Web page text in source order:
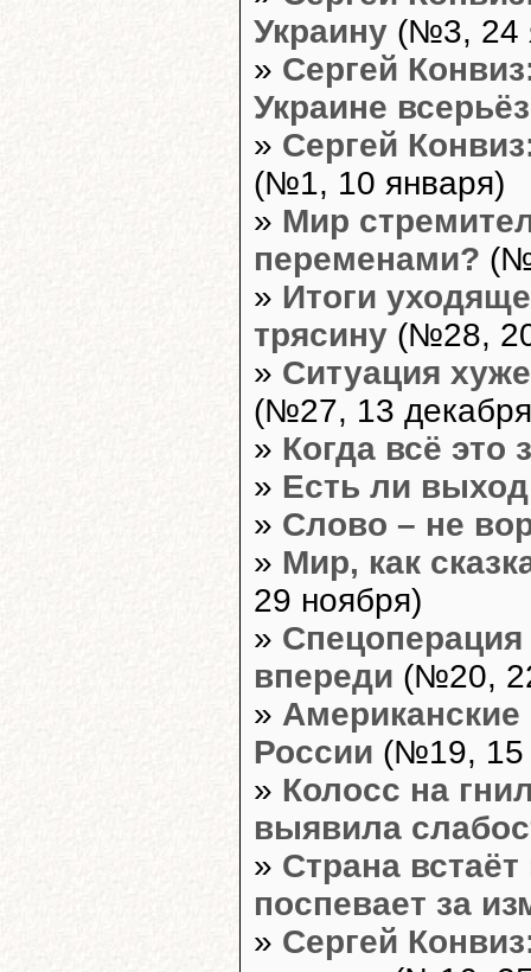
Украину (№3, 24
» Сергей
Украине
» Сергей
(№1, 10 января)
» Мир
переменами?
» Итоги
трясину (№28,
» Ситуация
(№27, 13
» Когда всё это
» Есть ли
» Слово – не
» Мир, как
29 ноября)
»
впереди (№20,
» Американские
России (№19, 15
» Колосс на
выявила
» Страна
поспевает за
» Сергей